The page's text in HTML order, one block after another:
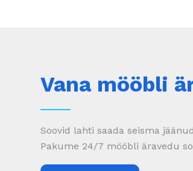
Vana mööbli
Soovid lahti saada seisma
Pakume 24/7 mööbli äravedu